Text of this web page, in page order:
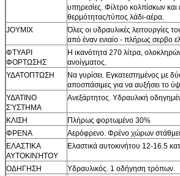
υπηρεσίες. Φίλτρο κολπίσκων
θερμότητας/τύπος λάδι-αέρα.
JOYMIX
Όλες οι υδραυλικές λειτουργίες
από έναν ενιαίο - πλήρως σερβο
ΦΤΥΑΡΙ
ΦΟΡΤΩΣΗΣ
Η ικανότητα 270 λίτρα,
ανοίγματος.
ΥΔΑΤΟΠΤΩΣΗ
Να γυρίσει. Εγκατεστημένος με
αποσπάσιμες για να αυξήσει το
ΥΔΆΤΙΝΟ
ΣΎΣΤΗΜΑ
Ανεξάρτητος. Υδραυλική
ΚΛΙΣΗ
Πλήρως φορτωμένο 30%
ΦΡΕΝΑ
Αερόφρενο. Φρένο χώρων
ΕΛΑΣΤΙΚΑ
ΑΥΤΟΚΙΝΉΤΟΥ
Ελαστικά αυτοκινήτου 12-16.5
ΟΔΗΓΗΣΗ
Υδραυλικός. 1 οδήγηση τρόπων.